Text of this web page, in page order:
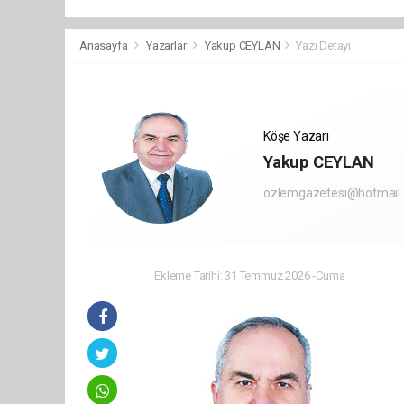
Anasayfa Yazarlar Yakup CEYLAN Yazı Detayı
Köşe Yazarı
Yakup CEYLAN
Ekleme Tarihi: 31 Temmuz 2026 -Cuma